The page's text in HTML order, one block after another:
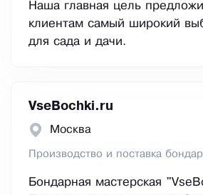
Наша главная цель
клиентам самый широкий
для сада и дачи.
VseBochki.ru
Москва
Производство и поставка
Бондарная мастерская